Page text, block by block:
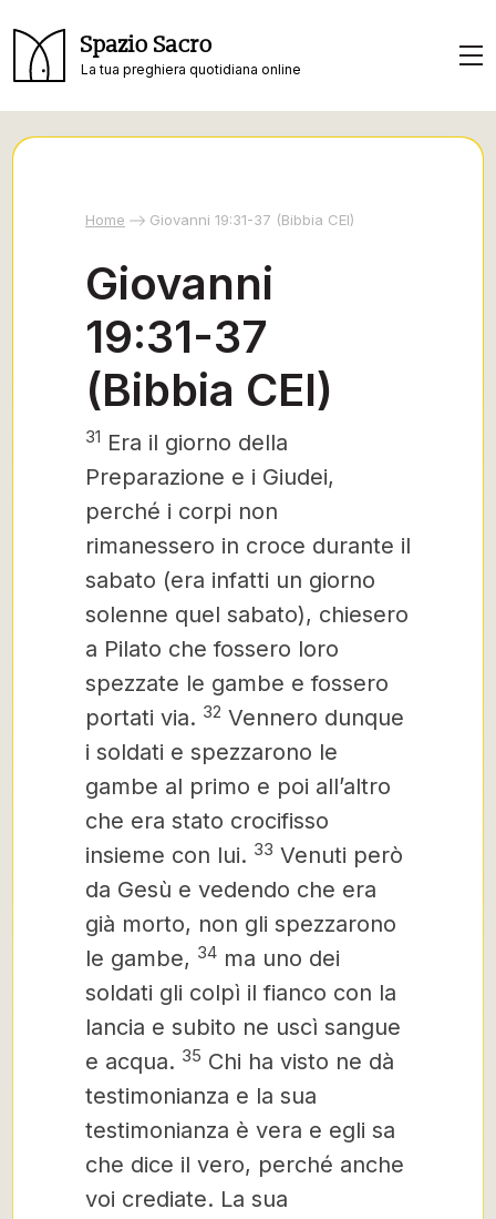
Spazio Sacro
La tua preghiera quotidiana online
Home Giovanni 19:31-37 (Bibbia CEI)
Giovanni
19:31-37
(Bibbia CEI)
31 Era il giorno della
Preparazione e i Giudei,
perché i corpi non
rimanessero in croce durante il
sabato (era infatti un giorno
solenne quel sabato), chiesero
a Pilato che fossero loro
spezzate le gambe e fossero
portati via. 32 Vennero dunque
i soldati e spezzarono le
gambe al primo e poi all’altro
che era stato crocifisso
insieme con lui. 33 Venuti però
da Gesù e vedendo che era
già morto, non gli spezzarono
le gambe, 34 ma uno dei
soldati gli colpì il fianco con la
lancia e subito ne uscì sangue
e acqua. 35 Chi ha visto ne dà
testimonianza e la sua
testimonianza è vera e egli sa
che dice il vero, perché anche
voi crediate. La sua